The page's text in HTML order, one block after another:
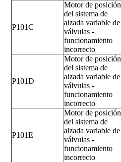
P101C
Motor de posición
del sistema de
alzada variable de
válvulas -
funcionamiento
incorrecto
P101D
Motor de posición
del sistema de
alzada variable de
válvulas -
funcionamiento
incorrecto
P101E
Motor de posición
del sistema de
alzada variable de
válvulas -
funcionamiento
incorrecto